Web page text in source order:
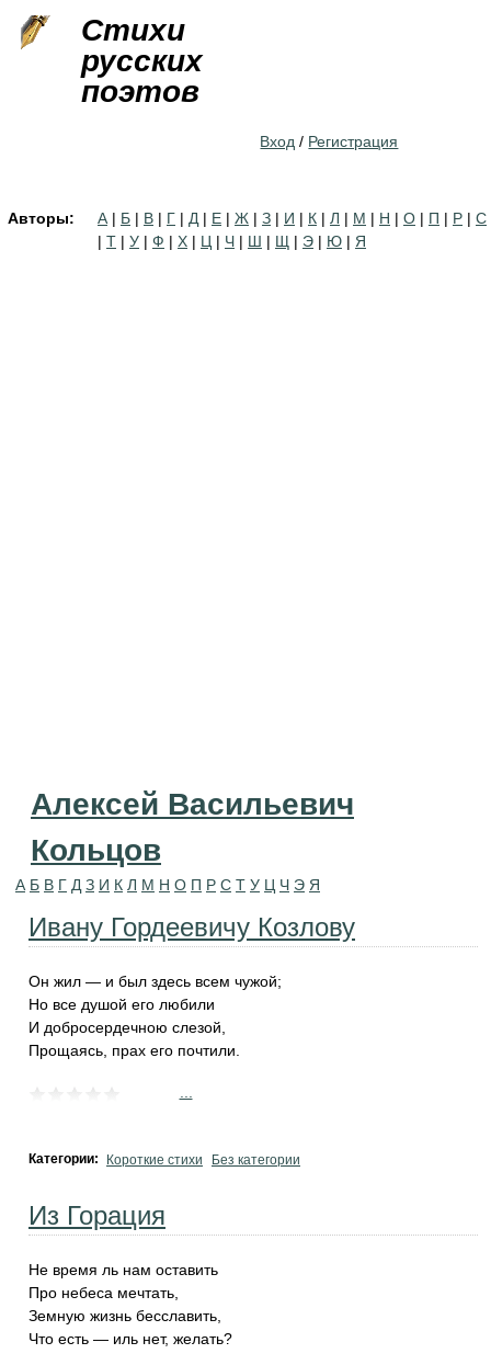
Стихи
русских
поэтов
Вход / Регистрация
Авторы: А | Б | В | Г | Д | Е | Ж | З | И | К | Л | М | Н | О | П | Р | С
| Т | У | Ф | Х | Ц | Ч | Ш | Щ | Э | Ю | Я
Алексей Васильевич
Кольцов
А Б В Г Д З И К Л М Н О П Р С Т У Ц Ч Э Я
Ивану Гордеевичу Козлову
Он жил — и был здесь всем чужой;
Но все душой его любили
И добросердечною слезой,
Прощаясь, прах его почтили.
Категории: Короткие стихи Без категории
Из Горация
Не время ль нам оставить
Про небеса мечтать,
Земную жизнь бесславить,
Что есть — иль нет, желать?